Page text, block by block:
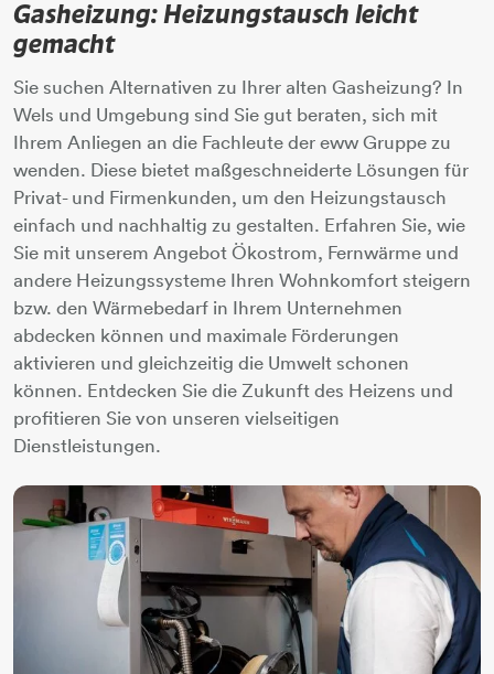
Gasheizung: Heizungstausch leicht
gemacht
Sie suchen Alternativen zu Ihrer alten Gasheizung? In
Wels und Umgebung sind Sie gut beraten, sich mit
Ihrem Anliegen an die Fachleute der eww Gruppe zu
wenden. Diese bietet maßgeschneiderte Lösungen für
Privat- und Firmenkunden, um den Heizungstausch
einfach und nachhaltig zu gestalten. Erfahren Sie, wie
Sie mit unserem Angebot Ökostrom, Fernwärme und
andere Heizungssysteme Ihren Wohnkomfort steigern
bzw. den Wärmebedarf in Ihrem Unternehmen
abdecken können und maximale Förderungen
aktivieren und gleichzeitig die Umwelt schonen
können. Entdecken Sie die Zukunft des Heizens und
profitieren Sie von unseren vielseitigen
Dienstleistungen.